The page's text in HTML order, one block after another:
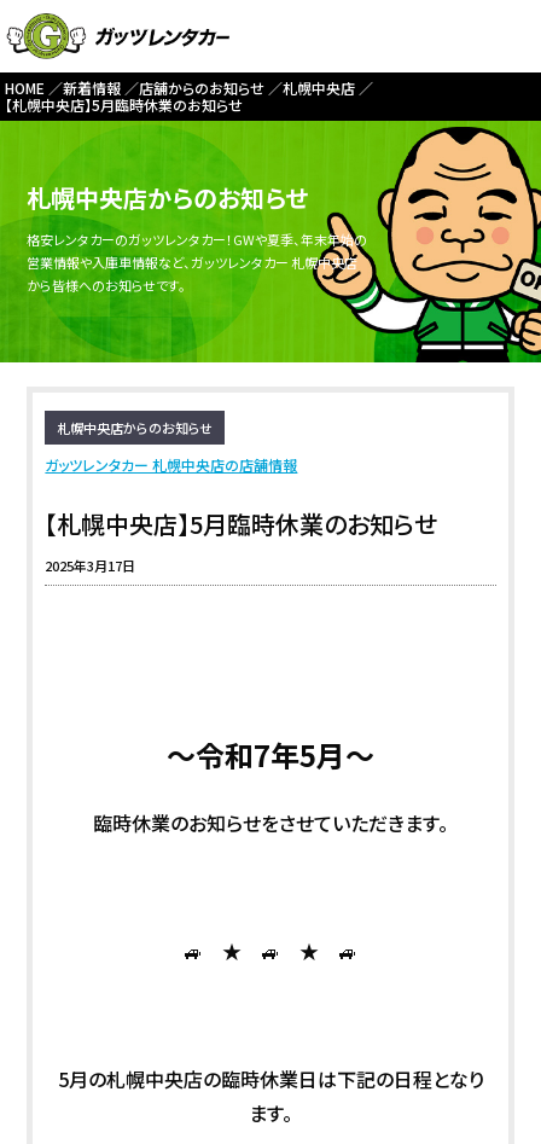
HOME 新着情報 店舗からのお知らせ
札幌中央店
【札幌中央店】5月臨時休業のお知らせ
札幌中央店からのお知らせ
格安レンタカーのガッツレンタカー！GWや夏季、年末年始の
営業情報や入庫車情報など、ガッツレンタカー 札幌中央店
から皆様へのお知らせです。
札幌中央店からのお知らせ
ガッツレンタカー 札幌中央店の店舗情報
【札幌中央店】5月臨時休業のお知らせ
2025年3月17日
～令和7年5月～
臨時休業のお知らせをさせていただきます。
🚙 ★ 🚙 ★ 🚙
5月の札幌中央店の臨時休業日は下記の日程となり
ます。